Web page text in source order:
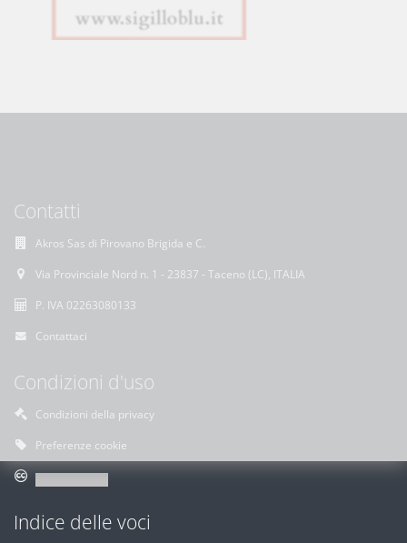
Contatti
Akros Sas di Pirovano Brigida e C.
Via Provinciale Nord n. 1 - 23837 - Taceno (LC), ITALIA
P. IVA 02263080133
Contattaci
Condizioni d'uso
Condizioni della privacy
Preferenze cookie
Indice delle voci